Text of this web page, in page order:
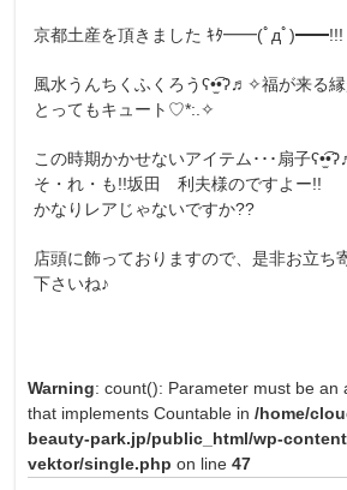
京都土産を頂きました ｷﾀ━━(ﾟдﾟ)━━!!!
風水うんちくふくろうʕ•̫͡•ʔ♬✧福が来る
とってもキュート♡*:.✧
この時期かかせないアイテム･･･扇子
そ・れ・も!!坂田 利夫様のですよー!!
かなりレアじゃないですか??
店頭に飾っておりますので、是非お立ち
下さいね♪
Warning: count(): Parameter must be an
that implements Countable in/home/
beauty-park.jp/public_html/wp-
vektor/single.php on line47